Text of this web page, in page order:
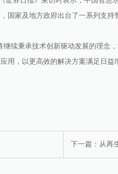
国家及地方政府出台了一系列支
秉承技术创新驱动发展的理念
用，以更高效的解决方案满足日益
下一篇： 从再